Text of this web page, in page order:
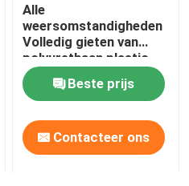
Alle
weersomstandigheden
Volledig gieten van
polyurethaan plastic
startbaan met hoge
wrijvingBeste prijs
Contacteer ons